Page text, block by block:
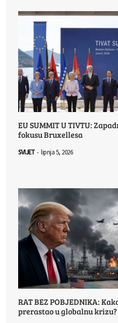
EU SUMMIT U TIVTU:
fokusu Bruxellesa
SVIJET - lipnja 5, 2026
RAT BEZ POBJEDNIKA:
prerastao u globalnu krizu?